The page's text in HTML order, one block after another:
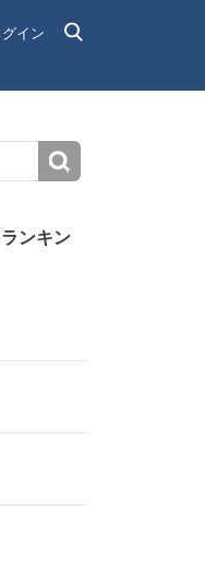
グイン
ンキン